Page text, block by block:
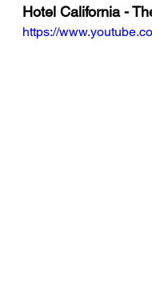
Hotel California -
https://